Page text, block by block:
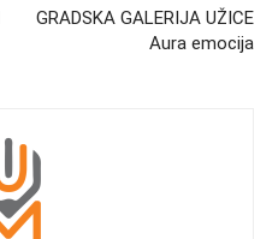
GRADSKA GALERIJA UŽICE
Aura emocija